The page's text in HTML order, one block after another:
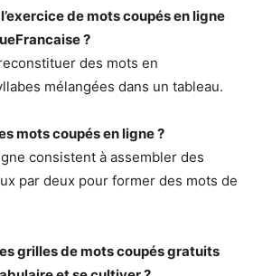
de mots coupés en ligne
?
des mots en
mélangées dans un tableau.
mots coupés en ligne ?
consistent à assembler des
par deux pour former des mots de
grilles de mots coupés gratuits